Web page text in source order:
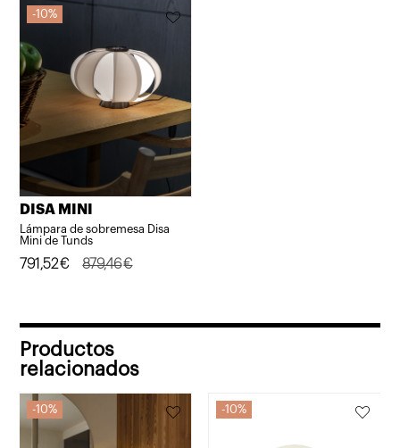
10%
DISA MINI
Lámpara de sobremesa Disa
Mini de Tunds
879,46€
El
879,46€.
791,52€
El
791,52€.
Productos
relacionados
10% 10%